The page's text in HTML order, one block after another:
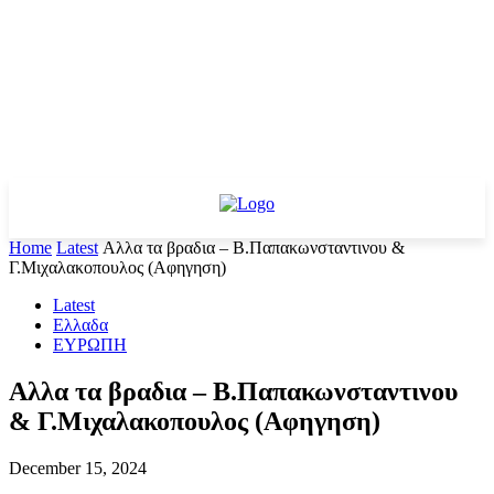
Home Latest Αλλα τα βραδια – Β.Παπακωνσταντινου &
Γ.Μιχαλακοπουλος (Αφηγηση)
Latest
Ελλαδα
ΕΥΡΩΠΗ
Αλλα τα βραδια – Β.Παπακωνσταντινου
& Γ.Μιχαλακοπουλος (Αφηγηση)
December 15, 2024